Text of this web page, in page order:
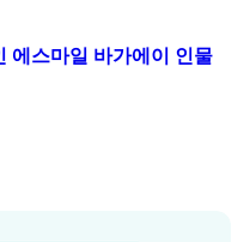
에스마일 바가에이 인물